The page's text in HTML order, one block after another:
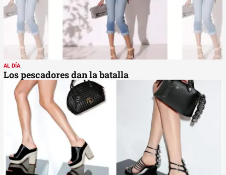
AL DÍA
Los pescadores dan la batalla